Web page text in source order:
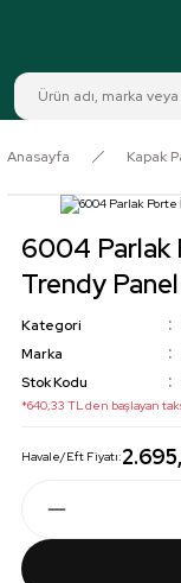
Anasayfa Kapak
6004 Parlak
Trendy
Kategori
Marka
Stok Kodu
*640,33 TL den başlayan
Havale/Eft Fiyatı: